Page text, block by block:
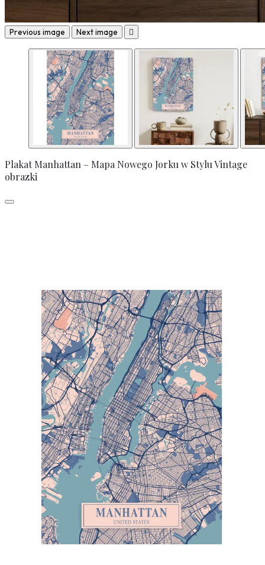
Previous image Next image 
Plakat Manhattan – Mapa Nowego Jorku w Stylu Vintage
obrazki